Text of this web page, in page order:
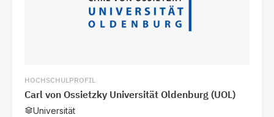
HOCHSCHULPROFIL
Carl von Ossietzky Universität Oldenburg (UOL)
Universität